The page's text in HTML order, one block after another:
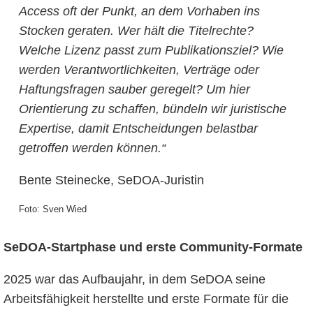
Access oft der Punkt, an dem Vorhaben ins
Stocken geraten. Wer hält die Titelrechte?
Welche Lizenz passt zum Publikationsziel? Wie
werden Verantwortlichkeiten, Verträge oder
Haftungsfragen sauber geregelt? Um hier
Orientierung zu schaffen, bündeln wir juristische
Expertise, damit Entscheidungen belastbar
getroffen werden können.“
Bente Steinecke, SeDOA-Juristin
Foto: Sven Wied
SeDOA-Startphase und erste Community-Formate
2025 war das Aufbaujahr, in dem SeDOA seine
Arbeitsfähigkeit herstellte und erste Formate für die